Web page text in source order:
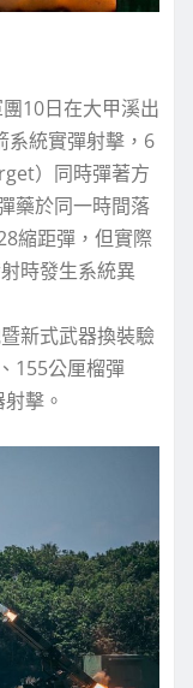
10日在大甲溪出
系統實彈射擊，6
）同時彈著方
藥於同一時間落
縮距彈，但實際
時發生系統異
新式武器換裝驗
155公厘榴彈
擊。